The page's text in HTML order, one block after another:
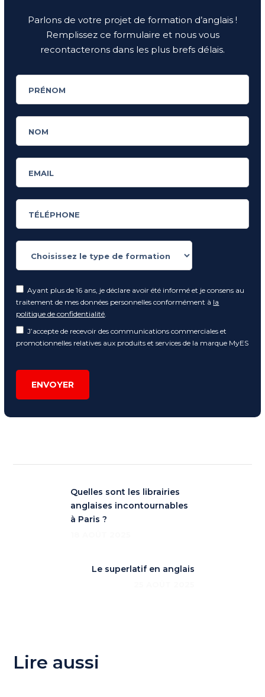
Parlons de votre projet de formation d’anglais !
Remplissez ce formulaire et nous vous
recontacterons dans les plus brefs délais.
Ayant plus de 16 ans, je déclare avoir été informé et je consens au
traitement de mes données personnelles conformément à la
politique de confidentialité.
J’accepte de recevoir des communications commerciales et
promotionnelles relatives aux produits et services de la marque MyES
ENVOYER
Quelles sont les librairies
anglaises incontournables
à Paris ?
Le superlatif en anglais
Lire aussi